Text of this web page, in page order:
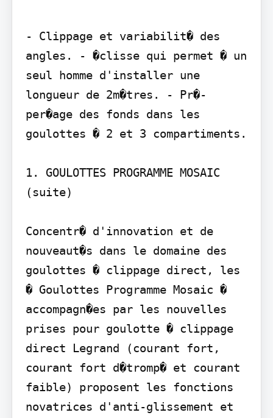
- Clippage et variabilit� des
angles. - �clisse qui permet � un
seul homme d'installer une
longueur de 2m�tres. - Pr�-
per�age des fonds dans les
goulottes � 2 et 3 compartiments.
1. GOULOTTES PROGRAMME MOSAIC
(suite)
Concentr� d'innovation et de
nouveaut�s dans le domaine des
goulottes � clippage direct, les
� Goulottes Programme Mosaic �
accompagn�es par les nouvelles
prises pour goulotte � clippage
direct Legrand (courant fort,
courant fort d�tromp� et courant
faible) proposent les fonctions
novatrices d'anti-glissement et